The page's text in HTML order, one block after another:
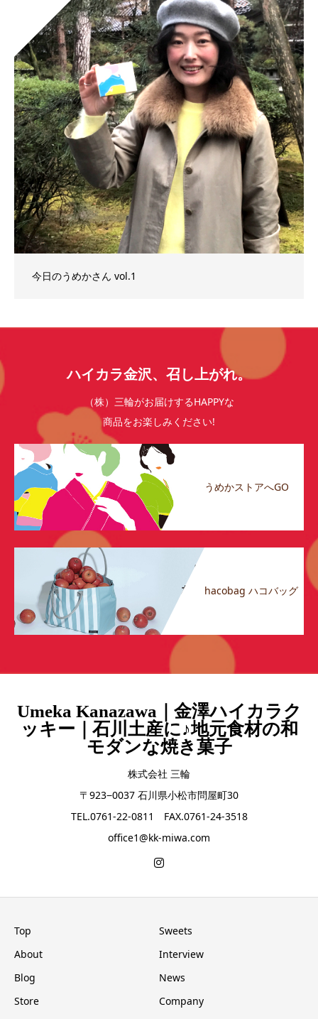
今日のうめかさん vol.1
ハイカラ金沢、召し上がれ。
（株）三輪がお届けするHAPPYな
商品をお楽しみください!
うめかストアへGO
hacobag ハコバッグ
Umeka Kanazawa｜金澤ハイカラク
ッキー｜石川土産に♪地元食材の和
モダンな焼き菓子
株式会社 三輪
〒923−0037 石川県小松市問屋町30
TEL.0761-22-0811 FAX.0761-24-3518
office1@kk-miwa.com
Top
Sweets
About
Interview
Blog
News
Store
Company